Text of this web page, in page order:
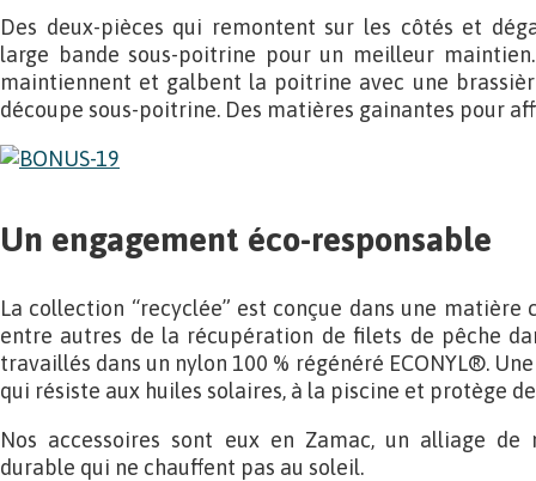
Des deux-pièces qui remontent sur les côtés et
large bande sous-poitrine pour un meilleur
maintiennent et galbent la poitrine avec une
découpe sous-poitrine. Des matières gainantes pour
Un engagement éco-responsable
La collection “recyclée” est conçue dans une matière
entre autres de la récupération de filets de pêche
travaillés dans un nylon 100 % régénéré ECONYL®.
qui résiste aux huiles solaires, à la piscine et protège
Nos accessoires sont eux en Zamac, un alliage
durable qui ne chauffent pas au soleil.